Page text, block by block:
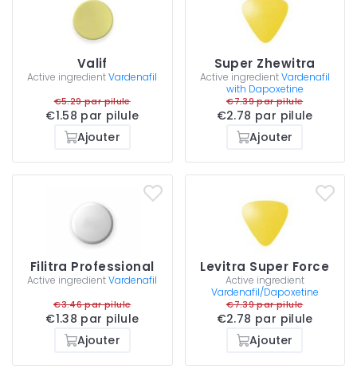
Valif
Active ingredientVardenafil
€5.29 par pilule
€1.58 par pilule
Ajouter
Super Zhewitra
Active ingredientVardenafil
with Dapoxetine
€7.39 par pilule
€2.78 par pilule
Ajouter
Filitra Professional
Active ingredientVardenafil
€3.46 par pilule
€1.38 par pilule
Ajouter
Levitra Super Force
Active ingredient
Vardenafil/Dapoxetine
€7.39 par pilule
€2.78 par pilule
Ajouter